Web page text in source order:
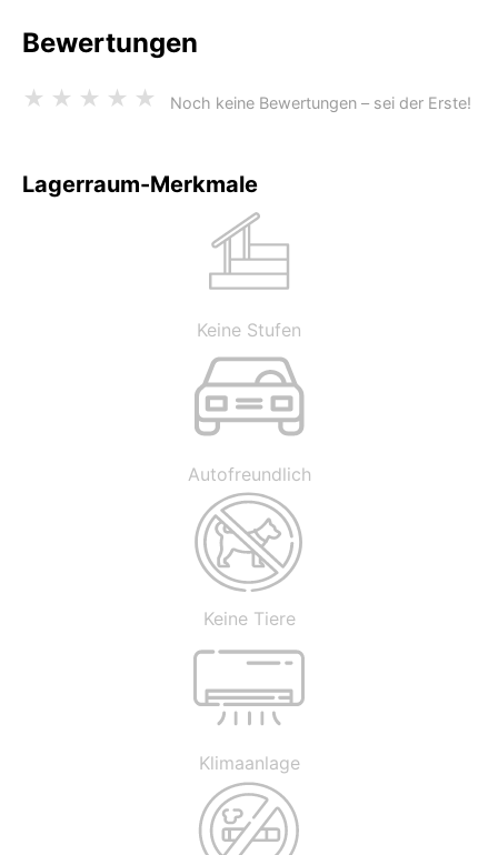
Bewertungen
★ ★ ★ ★ ★ Noch keine Bewertungen – sei der Erste!
Lagerraum-Merkmale
Keine Stufen
Autofreundlich
Keine Tiere
Klimaanlage